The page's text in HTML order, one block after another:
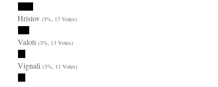
Hristov(5%, 17 Votes)
Valoti(3%, 13 Votes)
Vignali(3%, 11 Votes)